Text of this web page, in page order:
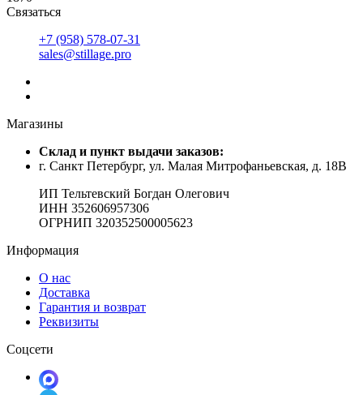
Связаться
+7 (958) 578-07-31
sales@stillage.pro
Магазины
Cклад и пункт выдачи заказов:
г. Санкт Петербург, ул. Малая Митрофаньевская, д. 18В
ИП Тельтевский Богдан Олегович
ИНН 352606957306
ОГРНИП 320352500005623
Информация
О нас
Доставка
Гарантия и возврат
Реквизиты
Соцсети